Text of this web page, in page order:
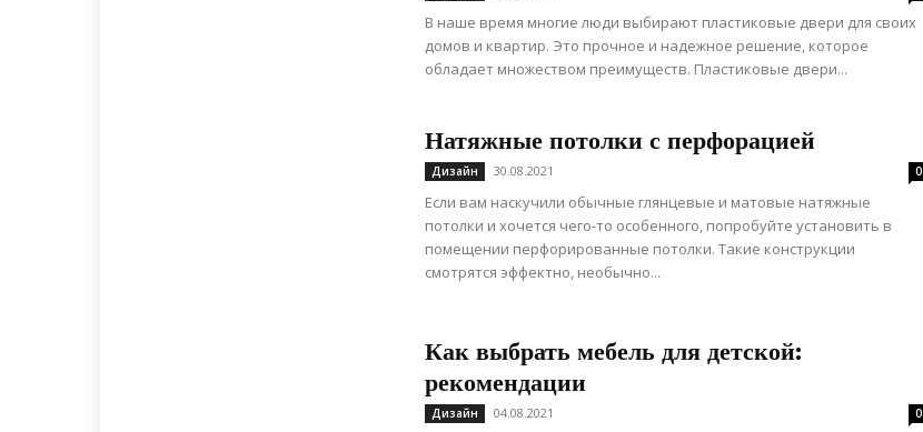
В наше время многие люди выбирают пластиковые двери для своих
домов и квартир. Это прочное и надежное решение, которое
обладает множеством преимуществ. Пластиковые двери...
Натяжные потолки с перфорацией
Дизайн 30.08.2021 0
Если вам наскучили обычные глянцевые и матовые натяжные
потолки и хочется чего-то особенного, попробуйте установить в
помещении перфорированные потолки. Такие конструкции
смотрятся эффектно, необычно...
Как выбрать мебель для детской:
рекомендации
Дизайн 04.08.2021 0